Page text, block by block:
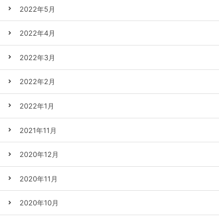
2022年5月
2022年4月
2022年3月
2022年2月
2022年1月
2021年11月
2020年12月
2020年11月
2020年10月